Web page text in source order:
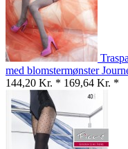
med blomstermønster
144,20 Kr. * 169,64 Kr. *